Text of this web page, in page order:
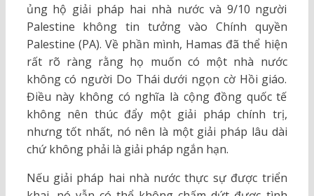
ủng hộ giải pháp hai nhà nước và 9/10 người
Palestine không tin tưởng vào Chính quyền
Palestine (PA). Về phần mình, Hamas đã thể hiện
rất rõ ràng rằng họ muốn có một nhà nước
không có người Do Thái dưới ngọn cờ Hồi giáo.
Điều này không có nghĩa là cộng đồng quốc tế
không nên thúc đẩy một giải pháp chính trị,
nhưng tốt nhất, nó nên là một giải pháp lâu dài
chứ không phải là giải pháp ngắn hạn.
Nếu giải pháp hai nhà nước thực sự được triển